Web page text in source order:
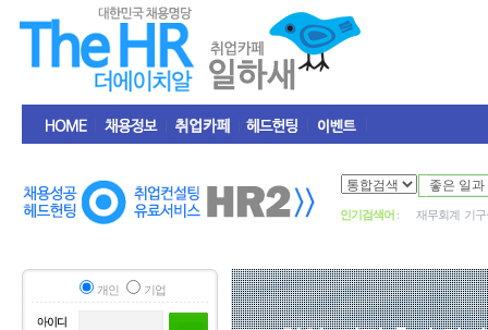
인기검색어 : 재무회계 기
개인 기업